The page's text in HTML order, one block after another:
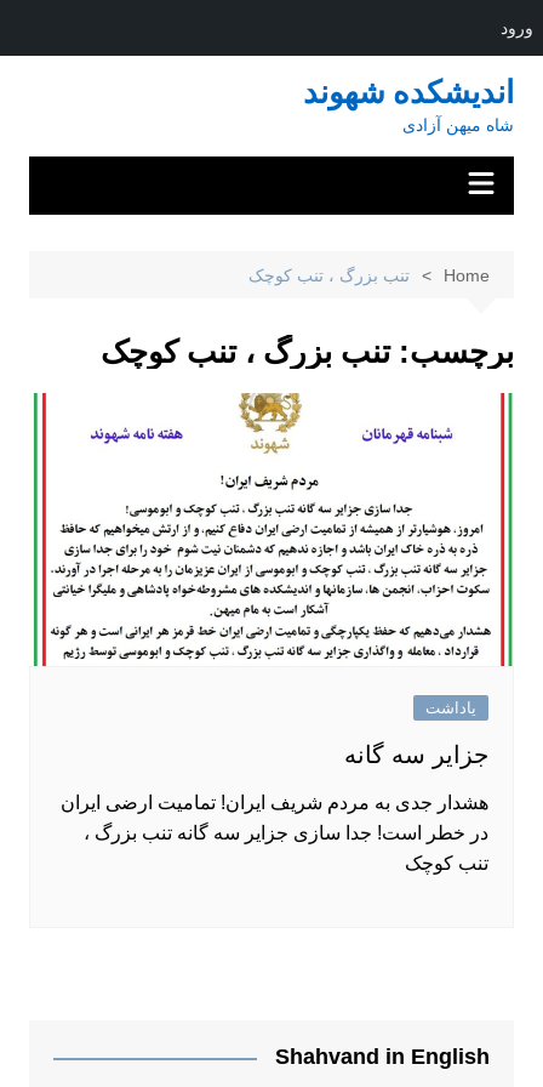
ورود
content
اندیشکده شهوند
شاه میهن آزادی
Home تنب بزرگ ، تنب کوچک
برچسب:تنب بزرگ ، تنب کوچک
یاداشت
جزایر سه گانه
هشدار جدی به مردم شریف ایران! تمامیت ارضی ایران
در خطر است! جدا سازی جزایر سه گانه تنب بزرگ ،
تنب کوچک
Shahvand in English